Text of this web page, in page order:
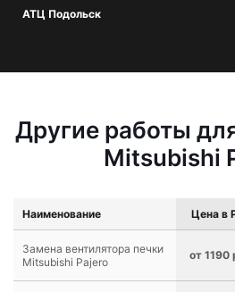
АТЦ Подольск
Другие работы
Mitsubishi
Наименование Цена в
Замена вентилятора печки
Mitsubishi Pajero
от 1190